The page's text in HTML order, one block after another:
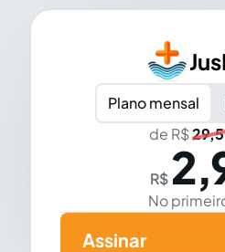
Plano mensal
de R$
R$
No
Assinar